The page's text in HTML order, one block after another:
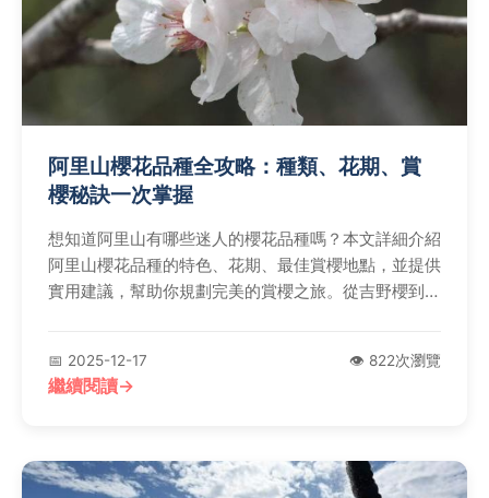
阿里山櫻花品種全攻略：種類、花期、賞
櫻秘訣一次掌握
想知道阿里山有哪些迷人的櫻花品種嗎？本文詳細介紹
阿里山櫻花品種的特色、花期、最佳賞櫻地點，並提供
實用建議，幫助你規劃完美的賞櫻之旅。從吉野櫻到山
📅 2025-12-17 👁️ 822次瀏覽
繼續閱讀